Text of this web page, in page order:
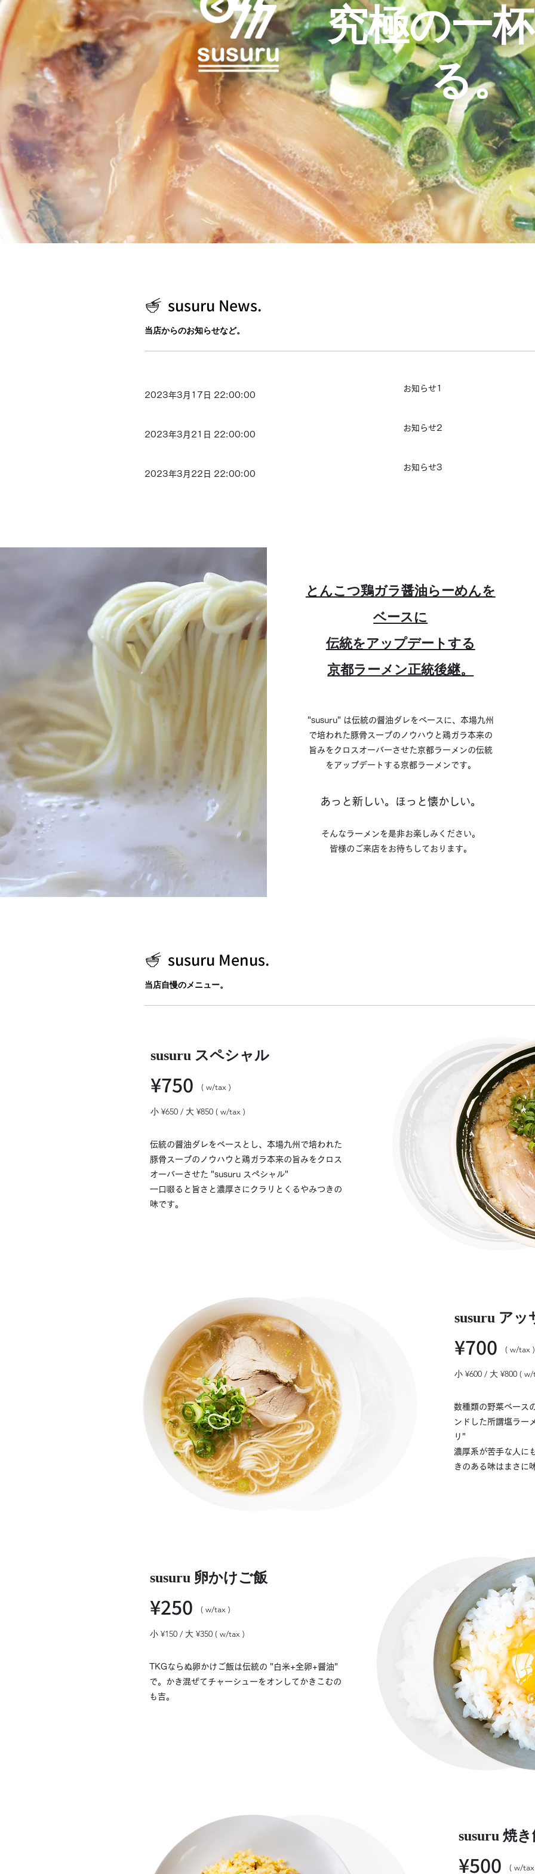
究極の一
る。
susuru News.
当店からのお知らせなど。
2023年3月17日 22:00:00
お知らせ1
2023年3月21日 22:00:00
お知らせ2
2023年3月22日 22:00:00
お知らせ3
とんこつ鶏ガラ醤油らーめんを
ベースに
伝統をアップデートする
京都ラーメン正統後継。
"susuru" は伝統の醤油ダレをベースに、本場九州
で培われた豚骨スープのノウハウと 鶏ガラ本来の
旨みをクロスオーバーさせた京都ラーメンの伝統
をアップデートする京都ラーメンです。
あっと新しい。ほっと懐かしい。
そんなラーメンを是非お楽しみください。
皆様のご来店をお待ちしております。
susuru Menus.
当店自慢のメニュー。
susuru スペシャル
¥750 ( w/tax ) ​
小 ¥650 / 大 ¥850 ( w/tax ) ​
伝統の醤油ダレをベースとし、本場九州で培われた
豚骨スープのノウハウと鶏ガラ本来の旨みをクロス
オーバーさせた "susuru スペシャル"
一口啜ると旨さと濃厚さにクラリとくるやみつきの
味です。
susuru アッ
¥700 ( w/tax
小 ¥600 / 大 ¥800 (
数種類の野菜ベース
ンドした所謂塩ラー
リ"
濃厚系が苦手な人に
きのある味はまさに
susuru 卵かけご飯
¥250 ( w/tax ) ​
小 ¥150 / 大 ¥350 ( w/tax ) ​
TKGならぬ卵かけご飯は伝統の "白米+全卵+醤油"
で。かき混ぜてチャーシューをオンしてかきこむの
も吉。
susuru 焼
¥500 ( w/